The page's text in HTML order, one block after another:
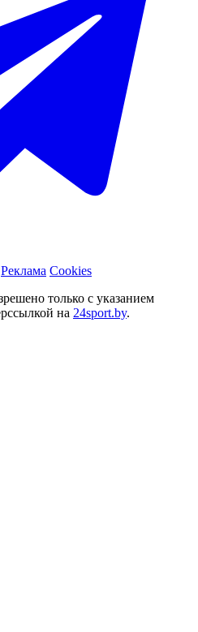
Реклама Cookies
только с указанием
на 24sport.by.